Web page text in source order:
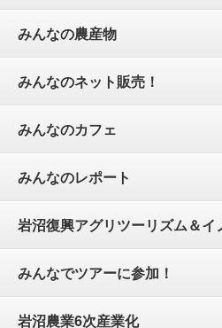
みんなの農産物
みんなのネット販売！
みんなのカフェ
みんなのレポート
岩沼復興アグリツーリズム＆イ
みんなでツアーに参加！
岩沼農業6次産業化